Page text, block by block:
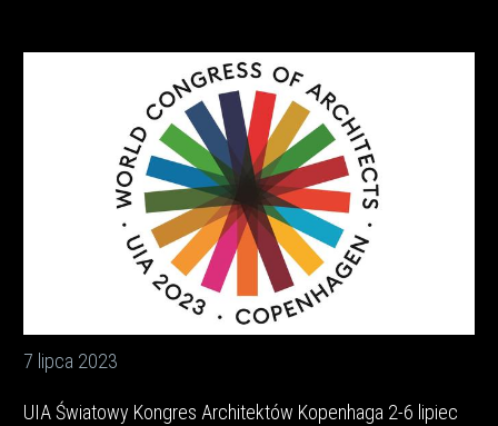
7 lipca 2023
UIA Światowy Kongres Architektów Kopenhaga 2-6 lipiec